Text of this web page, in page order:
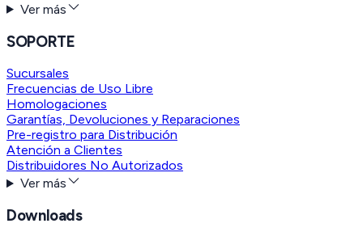
Ver más
SOPORTE
Sucursales
Frecuencias de Uso Libre
Homologaciones
Garantías, Devoluciones y Reparaciones
Pre-registro para Distribución
Atención a Clientes
Distribuidores No Autorizados
Ver más
Downloads